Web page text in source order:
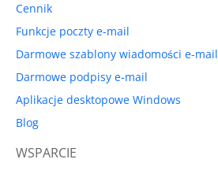
Cennik
Funkcje poczty e-mail
Darmowe szablony wiadomości e-mail
Darmowe podpisy e-mail
Aplikacje desktopowe Windows
Blog
WSPARCIE